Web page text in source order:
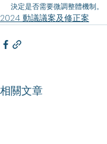
決定是否需要微調整體機制。
2024 動議議案及修正案
相關文章